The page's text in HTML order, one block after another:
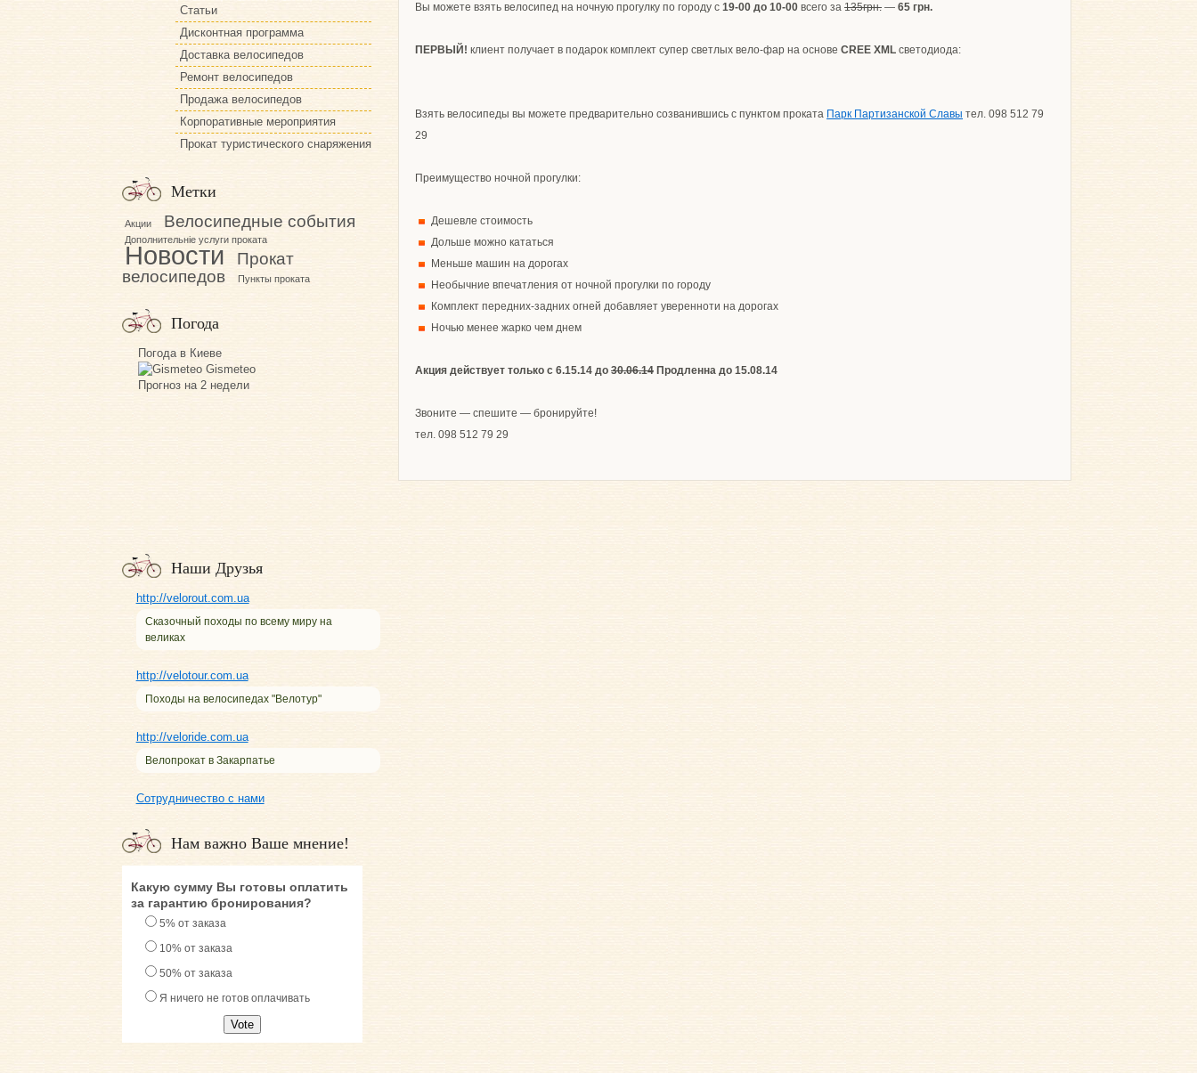
Статьи
Дисконтная программа
Доставка велосипедов
Ремонт велосипедов
Продажа велосипедов
Корпоративные мероприятия
Прокат туристического снаряжения
Метки
Акции Велосипедные события
Дополнительніе услуги проката
Новости
Прокат
велосипедов
Пункты проката
Погода
Погода в Киеве
Gismeteo
Прогноз на 2 недели
Наши Друзья
http://velorout.com.ua
Сказочный походы по всему миру на
великах
http://velotour.com.ua
Походы на велосипедах "Велотур"
http://veloride.com.ua
Велопрокат в Закарпатье
Сотрудничество с нами
Нам важно Ваше мнение!
Какую сумму Вы готовы оплатить
за гарантию бронирования?
5% от заказа
10% от заказа
50% от заказа
Я ничего не готов оплачивать
Vote
Вы можете взять велосипед на ночную прогулку по городу с 19-00 до 10-00 всего за 135грн. — 65 грн.
ПЕРВЫЙ! клиент получает в подарок комплект супер светлых вело-фар на основе CREE XML светодиода:
Взять велосипеды вы можете предварительно созванившись с пунктом проката Парк Партизанской Славы тел. 098 512 79
29
Преимущество ночной прогулки:
Дешевле стоимость
Дольше можно кататься
Меньше машин на дорогах
Необычние впечатления от ночной прогулки по городу
Комплект передних-задних огней добавляет уверенноти на дорогах
Ночью менее жарко чем днем
Акция действует только с 6.15.14 до 30.06.14 Продленна до 15.08.14
Звоните — спешите — бронируйте!
тел. 098 512 79 29